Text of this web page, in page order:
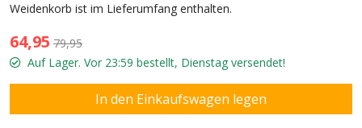
Weidenkorb ist im Lieferumfang enthalten.
64,95 79,95
Auf Lager. Vor 23:59 bestellt, Dienstag versendet!